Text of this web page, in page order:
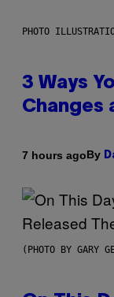
PHOTO
3 Ways
Changes
7 hours agoBy
(PHOTO BY GARY